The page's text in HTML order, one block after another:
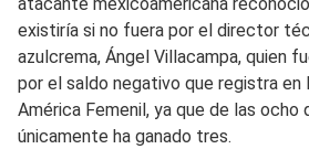
existiría si no fuera por el director
azulcrema, Ángel Villacampa, quien
por el saldo negativo que registra en
América Femenil, ya que de las ocho
únicamente ha ganado tres.